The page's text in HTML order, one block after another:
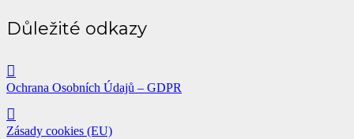
Důležité odkazy
Ochrana Osobních Údajů – GDPR
Zásady cookies (EU)